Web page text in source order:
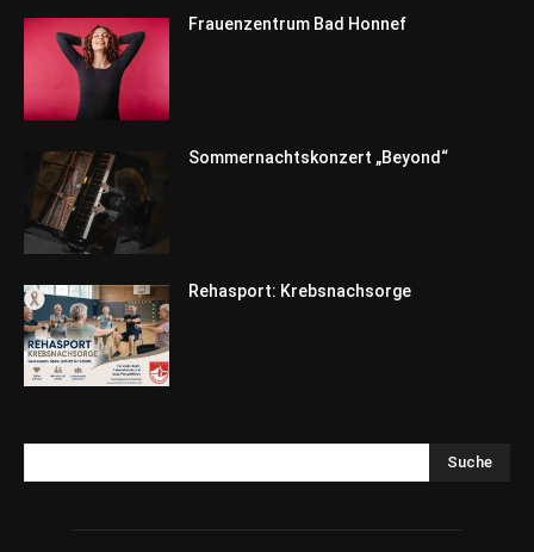
Frauenzentrum Bad Honnef
Sommernachtskonzert „Beyond“
Rehasport: Krebsnachsorge
Suche